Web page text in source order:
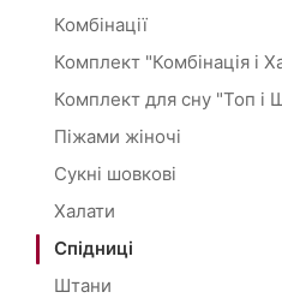
Комбінації
Комплект "Комбінація і
Комплект для сну "Топ і
Піжами жіночі
Сукні шовкові
Халати
Спідниці
Штани